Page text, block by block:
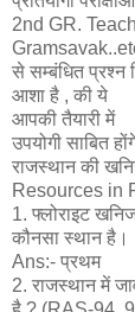
2nd GR.
से सम्बंधित प्रश्न
आशा है , की ये
आपकी तैयारी में
उपयोगी साबित
राजस्थान की
Resources in
1. फ्लोराइट
कौनसा स्थान है।
Ans:- प्रथम
2. राजस्थान में